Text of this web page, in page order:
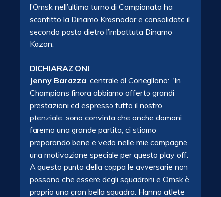
l’Omsk nell’ultimo turno di Campionato ha
sconfitto la Dinamo Krasnodar e consolidato il
secondo posto dietro l’imbattuta Dinamo
Kazan.
DICHIARAZIONI
Jenny Barazza, centrale di Conegliano: “In
Champions finora abbiamo offerto grandi
prestazioni ed espresso tutto il nostro
ptenziale, sono convinta che anche domani
faremo una grande partita, ci stiamo
preparando bene e vedo nelle mie compagne
una motivazione speciale per questo play off.
A questo punto della coppa le avversarie non
possono che essere degli squadroni e Omsk è
proprio una gran bella squadra. Hanno atlete